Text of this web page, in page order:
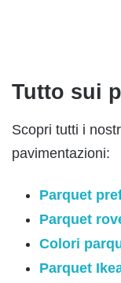
Tutto sui
Scopri tutti i
pavimentazioni:
Parquet
Parquet
Colori
Parquet